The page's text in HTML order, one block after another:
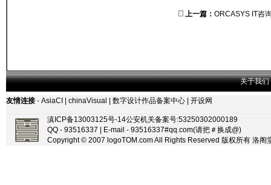
上一篇： ORCASYS IT咨
关于我们
友情连接- AsiaCI chinaVisual 数字设计作品备案中心 开设网
滇ICP备13003125号-14公安机关备案号:53250302000189
QQ - 93516337 | E-mail - 93516337#qq.com(请把＃换成@)
Copyright © 2007 logoTOM.com All Rights Reserved 版权所有 洛阁